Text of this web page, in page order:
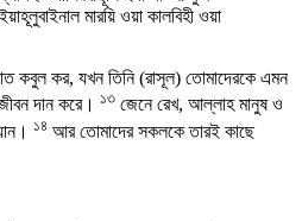
মারয়ি ওয়া কালবিহী ওয়া
কবুল কর, যখন তিনি (রাসূল) তোমাদেরকে এমন
দান করে। ১৩ জেনে রেখ, আল্লাহ মানুষ ও
১৪ আর তোমাদের সকলকে তারই কাছে